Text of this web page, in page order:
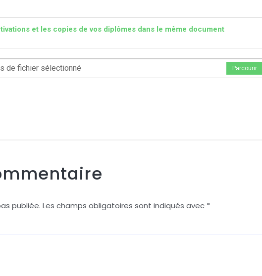
et les copies de vos diplômes dans le même document
de fichier sélectionné Parcourir
publiée. Les champs obligatoires sont indiqués avec *